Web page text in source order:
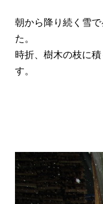
朝から降り続く雪
た。
時折、樹木の枝に
す。